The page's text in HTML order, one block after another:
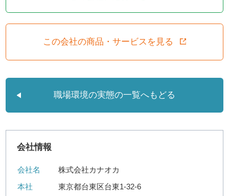
この会社の商品・サービスを見る
職場環境の実態の一覧へもどる
会社情報
会社名
株式会社カナオカ
本社
東京都台東区台東1-32-6